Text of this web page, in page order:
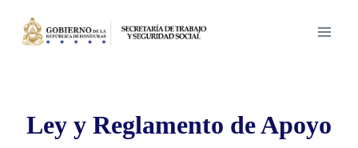
Ley y Reglamento de Apoyo